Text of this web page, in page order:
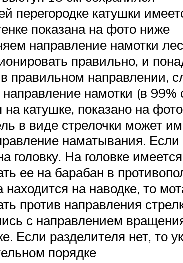
перегородке катушки
показана на фото ниже
направление намотки
правильно, и
правильном направлении,
намотки (в 99%
на катушке, показано на
в виде стрелочки может
наматывания. Если
головку. На головке
ее на барабан в
находится на наводке, то
против направления
с направлением
Если разделителя нет, то
порядке